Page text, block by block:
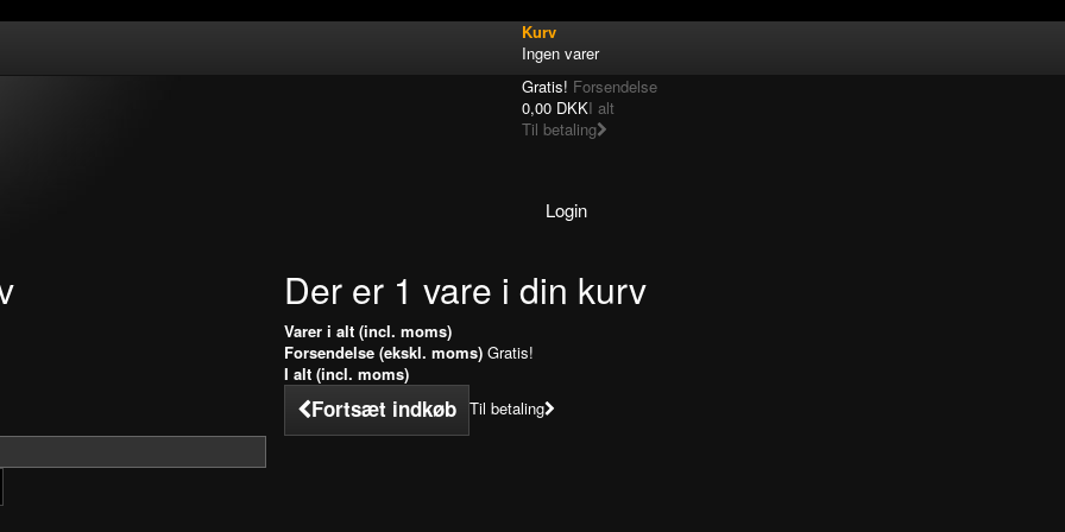
Kurv
Ingen varer
Gratis! Forsendelse
0,00 DKKI alt
Til betaling
Login
Der er 1 vare i din kurv
Varer i alt (incl. moms)
Forsendelse (ekskl. moms) Gratis!
I alt (incl. moms)
Fortsæt indkøb Til betaling